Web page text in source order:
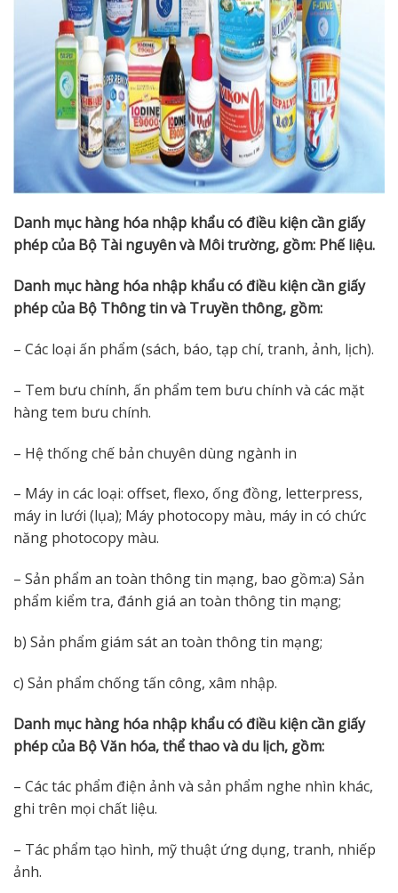
Danh mục hàng hóa nhập khẩu có điều kiện cần giấy
phép của Bộ Tài nguyên và Môi trường, gồm: Phế liệu.
Danh mục hàng hóa nhập khẩu có điều kiện cần giấy
phép của Bộ Thông tin và Truyền thông, gồm:
– Các loại ấn phẩm (sách, báo, tạp chí, tranh, ảnh, lịch).
– Tem bưu chính, ấn phẩm tem bưu chính và các mặt
hàng tem bưu chính.
– Hệ thống chế bản chuyên dùng ngành in
– Máy in các loại: offset, flexo, ống đồng, letterpress,
máy in lưới (lụa); Máy photocopy màu, máy in có chức
năng photocopy màu.
– Sản phẩm an toàn thông tin mạng, bao gồm:a) Sản
phẩm kiểm tra, đánh giá an toàn thông tin mạng;
b) Sản phẩm giám sát an toàn thông tin mạng;
c) Sản phẩm chống tấn công, xâm nhập.
Danh mục hàng hóa nhập khẩu có điều kiện cần giấy
phép của Bộ Văn hóa, thể thao và du lịch, gồm:
– Các tác phẩm điện ảnh và sản phẩm nghe nhìn khác,
ghi trên mọi chất liệu.
– Tác phẩm tạo hình, mỹ thuật ứng dụng, tranh, nhiếp
ảnh.